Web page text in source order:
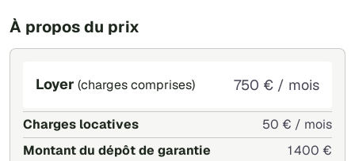
À propos du prix
Loyer (charges comprises) 750 € / mois
Charges locatives
50 € / mois
Montant du dépôt de garantie
1 400 €